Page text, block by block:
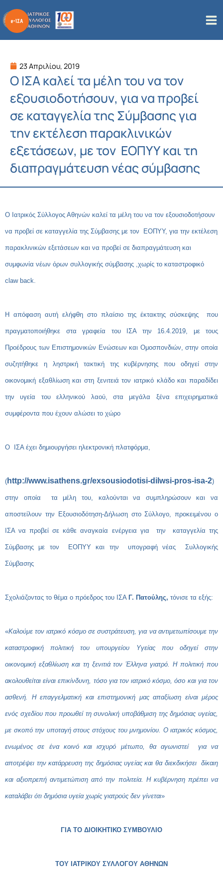
στο
περιεχόμενο
23 Απριλίου, 2019
Ο ΙΣΑ καλεί τα μέλη του να τον
εξουσιοδοτήσουν, για να προβεί
σε καταγγελία της Σύμβασης για
την εκτέλεση παρακλινικών
εξετάσεων, με τον ΕΟΠΥΥ και τη
διαπραγμάτευση νέας σύμβασης
O Ιατρικός Σύλλογος Αθηνών καλεί τα μέλη του να τον εξουσιοδοτήσουν
να προβεί σε καταγγελία της Σύμβασης με τον ΕΟΠΥΥ, για την εκτέλεση
παρακλινικών εξετάσεων και να προβεί σε διαπραγμάτευση και
συμφωνία νέων όρων συλλογικής σύμβασης ,χωρίς το καταστροφικό
claw back.
Η απόφαση αυτή ελήφθη στο πλαίσιο της έκτακτης σύσκεψης που
πραγματοποιήθηκε στα γραφεία του ΙΣΑ την 16.4.2019, με τους
Προέδρους των Επιστημονικών Ενώσεων και Ομοσπονδιών, στην οποία
συζητήθηκε η ληστρική τακτική της κυβέρνησης που οδηγεί στην
οικονομική εξαθλίωση και στη ξενιτειά τον ιατρικό κλάδο και παραδίδει
την υγεία του ελληνικού λαού, στα μεγάλα ξένα επιχειρηματικά
συμφέροντα που έχουν αλώσει το χώρο
Ο ΙΣΑ έχει δημιουργήσει ηλεκτρονική πλατφόρμα,
( http://www.isathens.gr/exsousiodotisi-dilwsi-pros-isa-2)
στην οποία τα μέλη του, καλούνται να συμπληρώσουν και να
αποστείλουν την Εξουσιοδότηση-Δήλωση στο Σύλλογο, προκειμένου ο
ΙΣΑ να προβεί σε κάθε αναγκαία ενέργεια για την καταγγελία της
Σύμβασης με τον ΕΟΠΥΥ και την υπογραφή νέας Συλλογικής
Σύμβασης
Σχολιάζοντας το θέμα ο πρόεδρος του ΙΣΑ Γ. Πατούλης, τόνισε τα εξής:
«Καλούμε τον ιατρικό κόσμο σε συστράτευση, για να αντιμετωπίσουμε την
καταστροφική πολιτική του υπουργείου Υγείας που οδηγεί στην
οικονομική εξαθλίωση και τη ξενιτιά τον Έλληνα γιατρό. Η πολιτική που
ακολουθείται είναι επικίνδυνη, τόσο για τον ιατρικό κόσμο, όσο και για τον
ασθενή. Η επαγγελματική και επιστημονική μας απαξίωση είναι μέρος
ενός σχεδίου που προωθεί τη συνολική υποβάθμιση της δημόσιας υγείας,
με σκοπό την υποταγή στους στόχους του μνημονίου. Ο ιατρικός κόσμος,
ενωμένος σε ένα κοινό και ισχυρό μέτωπο, θα αγωνιστεί για να
αποτρέψει την κατάρρευση της δημόσιας υγείας και θα διεκδικήσει δίκαιη
και αξιοπρεπή αντιμετώπιση από την πολιτεία. Η κυβέρνηση πρέπει να
καταλάβει ότι δημόσια υγεία χωρίς γιατρούς δεν γίνεται»
ΓΙΑ ΤΟ ΔΙΟΙΚΗΤΙΚΟ ΣΥΜΒΟΥΛΙΟ
ΤΟΥ ΙΑΤΡΙΚΟΥ ΣΥΛΛΟΓΟΥ ΑΘΗΝΩΝ